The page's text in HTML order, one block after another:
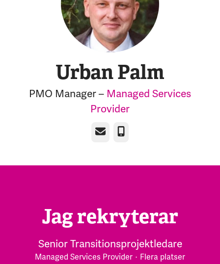
Urban Palm
PMO Manager – Managed Services
Provider
E-post Telefon
Jag rekryterar
Senior Transitionsprojektledare
Managed Services Provider · Flera platser